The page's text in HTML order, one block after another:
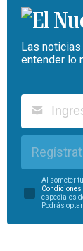
Las
entender lo
Al someter
Condiciones
especiales
Podrás